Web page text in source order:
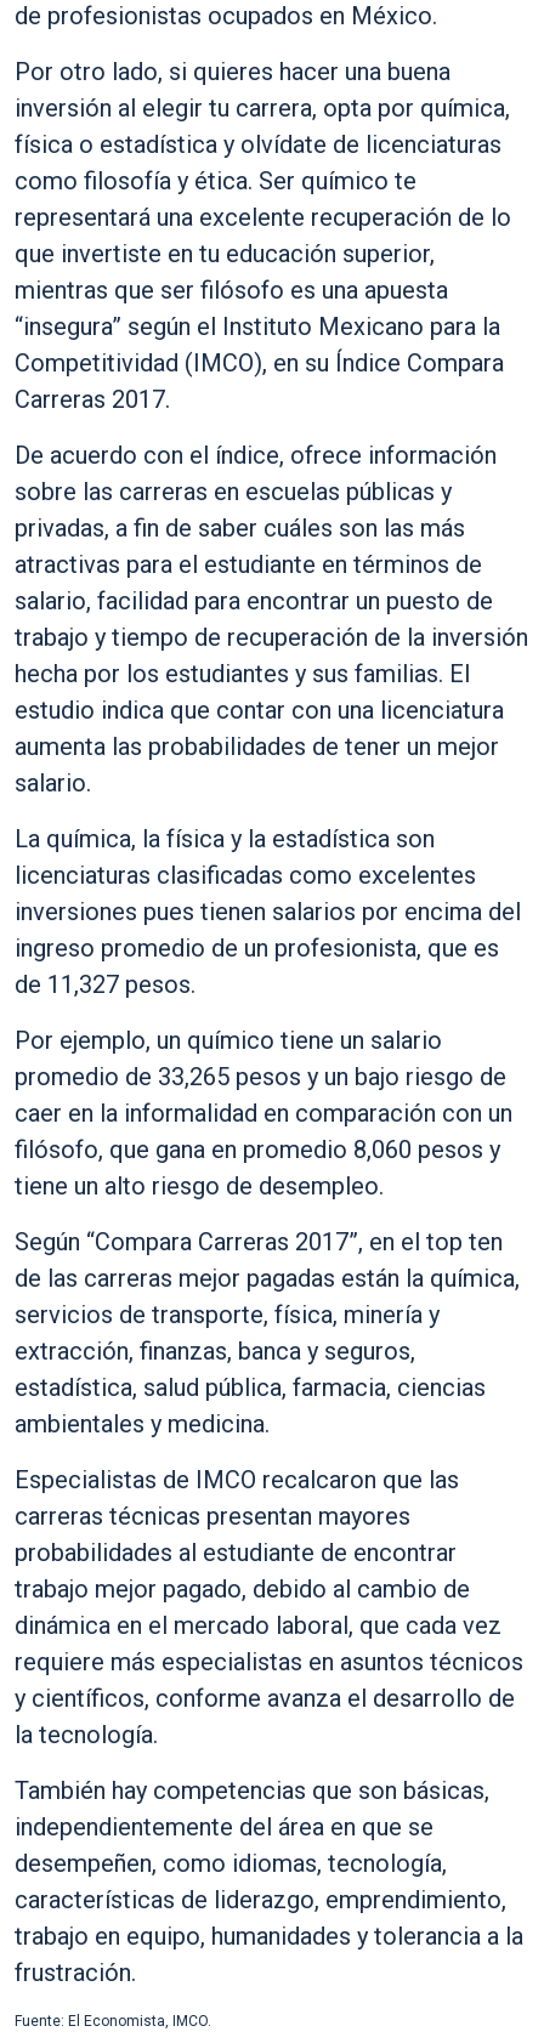
de profesionistas ocupados en México.
Por otro lado, si quieres hacer una buena
inversión al elegir tu carrera, opta por química,
física o estadística y olvídate de licenciaturas
como filosofía y ética. Ser químico te
representará una excelente recuperación de lo
que invertiste en tu educación superior,
mientras que ser filósofo es una apuesta
“insegura” según el Instituto Mexicano para la
Competitividad (IMCO), en su Índice Compara
Carreras 2017.
De acuerdo con el índice, ofrece información
sobre las carreras en escuelas públicas y
privadas, a fin de saber cuáles son las más
atractivas para el estudiante en términos de
salario, facilidad para encontrar un puesto de
trabajo y tiempo de recuperación de la inversión
hecha por los estudiantes y sus familias. El
estudio indica que contar con una licenciatura
aumenta las probabilidades de tener un mejor
salario.
La química, la física y la estadística son
licenciaturas clasificadas como excelentes
inversiones pues tienen salarios por encima del
ingreso promedio de un profesionista, que es
de 11,327 pesos.
Por ejemplo, un químico tiene un salario
promedio de 33,265 pesos y un bajo riesgo de
caer en la informalidad en comparación con un
filósofo, que gana en promedio 8,060 pesos y
tiene un alto riesgo de desempleo.
Según “Compara Carreras 2017”, en el top ten
de las carreras mejor pagadas están la química,
servicios de transporte, física, minería y
extracción, finanzas, banca y seguros,
estadística, salud pública, farmacia, ciencias
ambientales y medicina.
Especialistas de IMCO recalcaron que las
carreras técnicas presentan mayores
probabilidades al estudiante de encontrar
trabajo mejor pagado, debido al cambio de
dinámica en el mercado laboral, que cada vez
requiere más especialistas en asuntos técnicos
y científicos, conforme avanza el desarrollo de
la tecnología.
También hay competencias que son básicas,
independientemente del área en que se
desempeñen, como idiomas, tecnología,
características de liderazgo, emprendimiento,
trabajo en equipo, humanidades y tolerancia a la
frustración.
Fuente: El Economista, IMCO.